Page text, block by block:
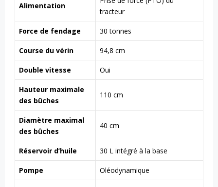
Alimentation
tracteur
Force de fendage 30 tonnes
Course du vérin 94,8 cm
Double vitesse Oui
Hauteur maximale
des bûches
110 cm
Diamètre maximal
des bûches
40 cm
Réservoir d’huile 30 L intégré à la base
Pompe Oléodynamique